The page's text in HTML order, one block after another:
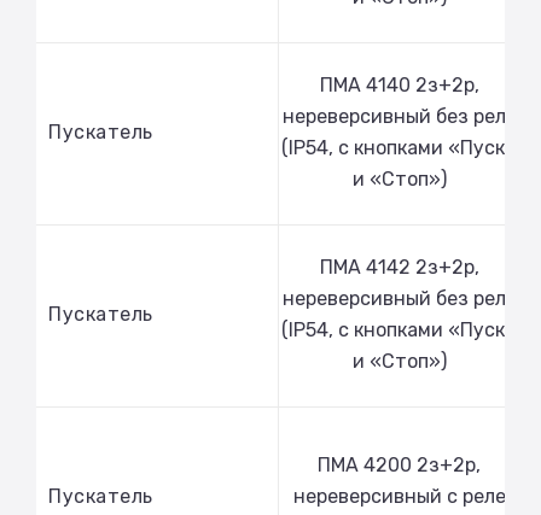
Пускатель
ПМА 4140 2з+2р,
нереверсивный без реле
(IP54, с кнопками «Пуск»
и «Стоп»)
Пускатель
ПМА 4142 2з+2р,
нереверсивный без реле
(IP54, с кнопками «Пуск»
и «Стоп»)
Пускатель
ПМА 4200 2з+2р,
нереверсивный с реле